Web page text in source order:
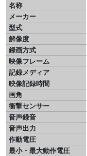
名称
メーカー
型式
解像度
録画方式
映像フレーム
記録メディア
映像記録時間
画角
衝撃センサー
音声録音
音声出力
作動電圧
最小・最大動作電圧